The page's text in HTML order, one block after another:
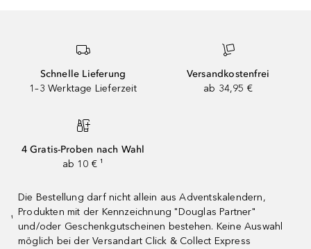
Schnelle Lieferung
1–3 Werktage Lieferzeit
Versandkostenfrei
ab 34,95 €
4 Gratis-Proben nach Wahl
ab 10 € ¹
¹
Die Bestellung darf nicht allein aus Adventskalendern,
Produkten mit der Kennzeichnung "Douglas Partner"
und/oder Geschenkgutscheinen bestehen. Keine Auswahl
möglich bei der Versandart Click & Collect Express